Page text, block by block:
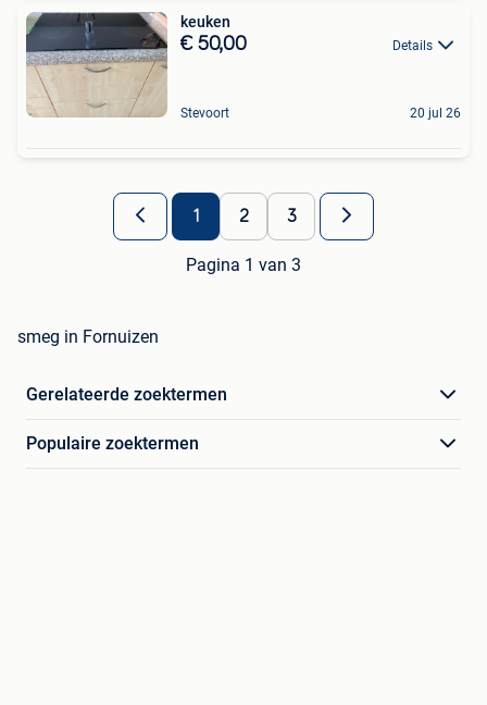
keuken
€ 50,00 Details
Stevoort 20 jul 26
1 2 3
Pagina 1 van 3
smeg in Fornuizen
Gerelateerde zoektermen
Populaire zoektermen